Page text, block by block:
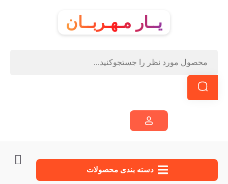
یــار مـهـربــان
دسته‌ بندی محصولات